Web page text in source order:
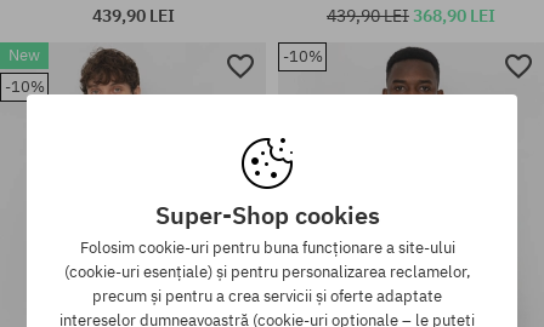
Mărimi existente:
M
Mărimi existente:
M; L; XL
439,90 LEI 439,90 LEI368,90 LEI
New
-10%
-10%
Super-Shop cookies
Folosim cookie-uri pentru buna funcționare a site-ului
(cookie-uri esențiale) și pentru personalizarea reclamelor,
precum și pentru a crea servicii și oferte adaptate
intereselor dumneavoastră (cookie-uri opționale – le puteți